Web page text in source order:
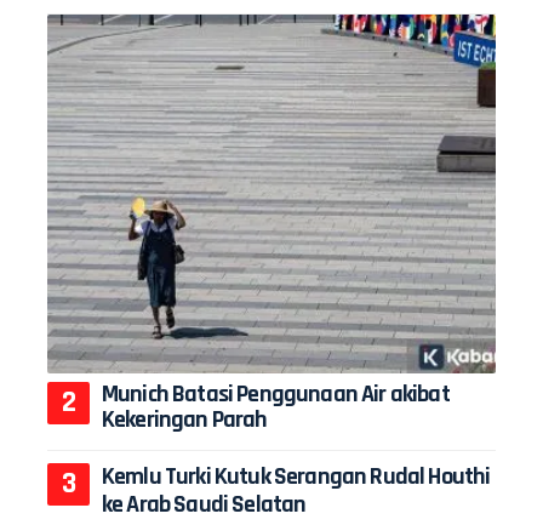
Munich Batasi Penggunaan Air akibat
Kekeringan Parah
Kemlu Turki Kutuk Serangan Rudal Houthi
ke Arab Saudi Selatan